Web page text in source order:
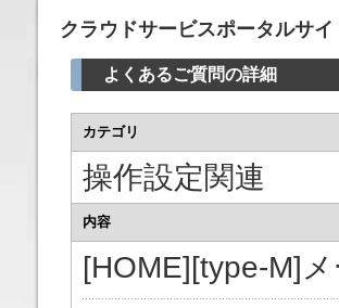
クラウドサービスポータルサイ
よくあるご質問の詳細
カテゴリ
操作設定関連
内容
[HOME][type-M]